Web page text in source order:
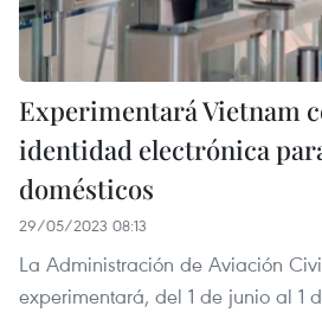
Experimentará Vietnam
identidad electrónica
domésticos
29/05/2023 08:13
La Administración de Aviación
experimentará, del 1 de junio al 1